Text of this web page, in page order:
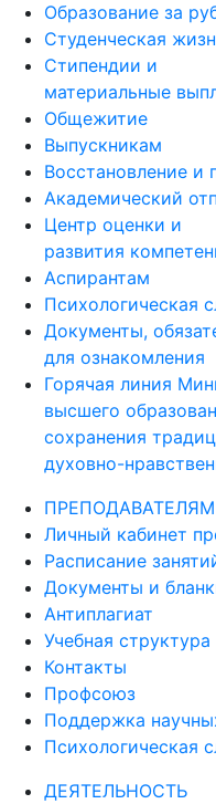
Образование за
Студенческая
Стипендии и
материальные
Общежитие
Выпускникам
Восстановление и
Академический
Центр оценки и
развития
Аспирантам
Психологическая
Документы,
для ознакомления
Горячая линия
высшего
сохранения
духовно-
ПРЕПОДАВАТЕЛЯМ
Личный кабинет
Расписание
Документы и
Антиплагиат
Учебная структура
Контакты
Профсоюз
Поддержка
Психологическая
ДЕЯТЕЛЬНОСТЬ